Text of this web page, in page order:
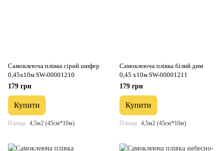
Самоклеюча плівка сірий шифер
0,45х10м SW-00001210
179 грн
Купити
Площа 4,5м2 (45см*10м)
Самоклеюча плівка білий дим
0,45 х10м SW-00001211
179 грн
Купити
Площа 4,5м2 (45см*10м)